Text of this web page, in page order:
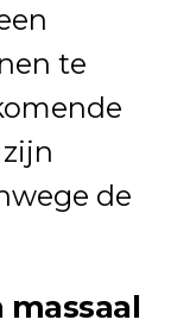
te
de